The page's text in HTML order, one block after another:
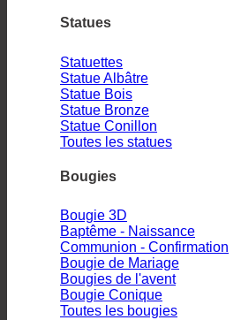
Statues
Statuettes
Statue Albâtre
Statue Bois
Statue Bronze
Statue Conillon
Toutes les statues
Bougies
Bougie 3D
Baptême - Naissance
Communion - Confirmation
Bougie de Mariage
Bougies de l'avent
Bougie Conique
Toutes les bougies